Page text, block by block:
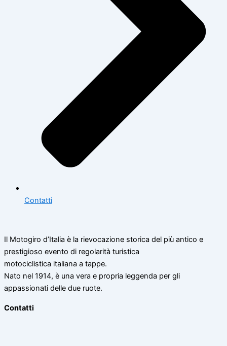
Contatti
Il Motogiro d’Italia è la rievocazione storica del più antico e
prestigioso evento di regolarità turistica
motociclistica italiana a tappe.
Nato nel 1914, è una vera e propria leggenda per gli
appassionati delle due ruote.
Contatti